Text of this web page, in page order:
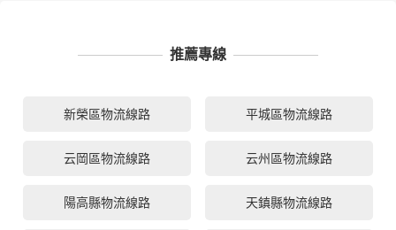
推薦專線
新榮區物流線路 平城區物流線路
云岡區物流線路 云州區物流線路
陽高縣物流線路 天鎮縣物流線路